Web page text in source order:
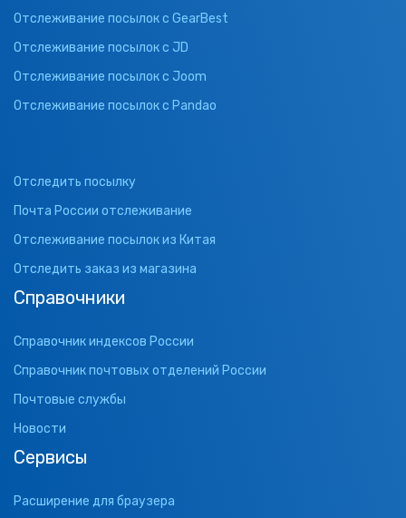
Отслеживание посылок с GearBest
Отслеживание посылок с JD
Отслеживание посылок с Joom
Отслеживание посылок с Pandao
Отследить посылку
Почта России отслеживание
Отслеживание посылок из Китая
Отследить заказ из магазина
Справочники
Справочник индексов России
Справочник почтовых отделений России
Почтовые службы
Новости
Сервисы
Расширение для браузера